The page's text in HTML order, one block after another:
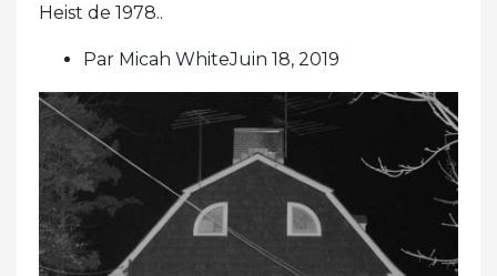
Heist de 1978..
Par Micah WhiteJuin 18, 2019